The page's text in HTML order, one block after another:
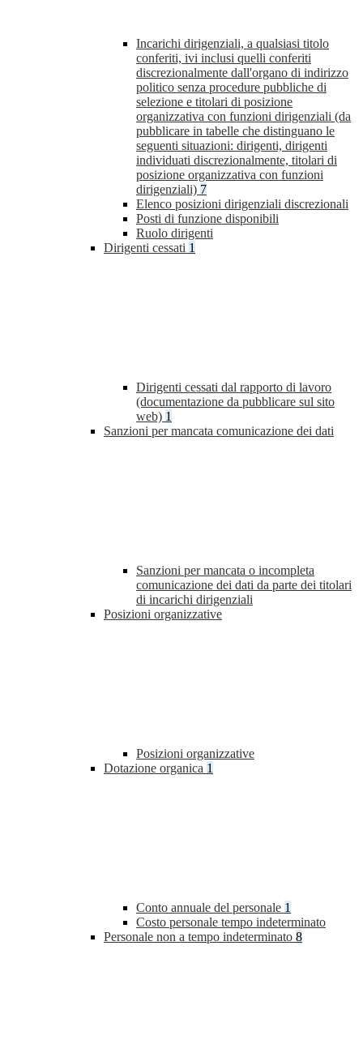
Incarichi dirigenziali, a qualsiasi titolo
conferiti, ivi inclusi quelli conferiti
discrezionalmente dall'organo di indirizzo
politico senza procedure pubbliche di
selezione e titolari di posizione
organizzativa con funzioni dirigenziali (da
pubblicare in tabelle che distinguano le
seguenti situazioni: dirigenti, dirigenti
individuati discrezionalmente, titolari di
posizione organizzativa con funzioni
dirigenziali) 7
Elenco posizioni dirigenziali discrezionali
Posti di funzione disponibili
Ruolo dirigenti
Dirigenti cessati 1
Dirigenti cessati dal rapporto di lavoro
(documentazione da pubblicare sul sito
web) 1
Sanzioni per mancata comunicazione dei dati
Sanzioni per mancata o incompleta
comunicazione dei dati da parte dei titolari
di incarichi dirigenziali
Posizioni organizzative
Posizioni organizzative
Dotazione organica 1
Conto annuale del personale 1
Costo personale tempo indeterminato
Personale non a tempo indeterminato 8